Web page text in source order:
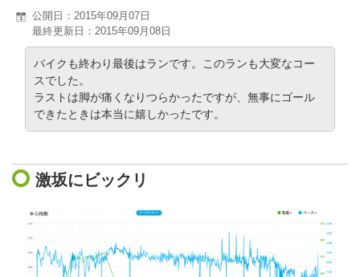
公開日：2015年09月07日
最終更新日：2015年09月08日
バイクも終わり最後はランです。このランも大変なコー
スでした。
ラストは脚が痛くなりつらかったですが、無事にゴール
できたときは本当に嬉しかったです。
激坂にビックリ